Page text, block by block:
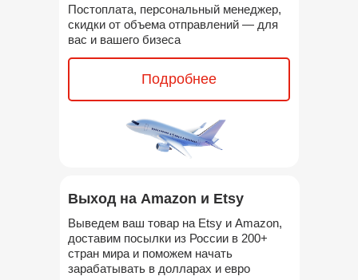
Подробнее
Постоплата, персональный менеджер,
скидки от объема отправлений — для
вас и вашего бизеса
Выведем ваш товар на Etsy и Amazon,
доставим посылки из России в 200+
стран мира и поможем начать
зарабатывать в долларах и евро
Выход на Amazon и Etsy